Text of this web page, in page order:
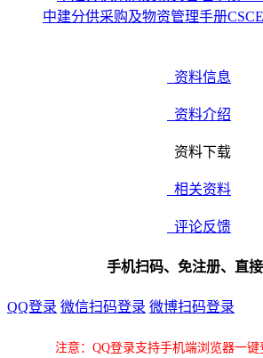
中建分供采购及物资管理手册
资料信息
资料介绍
资料下载
相关资料
评论反馈
手机扫码、免注册、直
QQ登录 微信扫码登录 微博扫码登录
注意：QQ登录支持手机端浏览器一